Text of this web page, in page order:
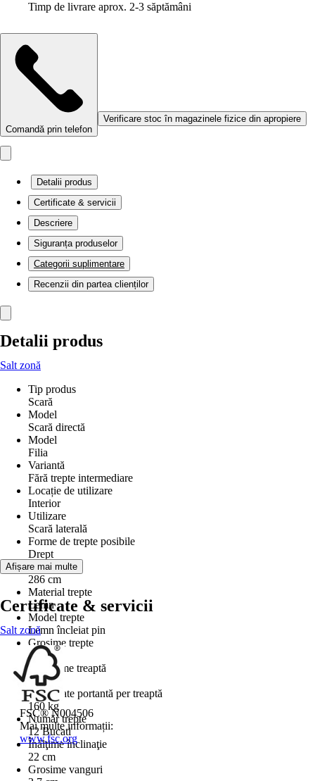
Timp de livrare aprox. 2-3 săptămâni
Comandă prin telefon
Verificare stoc în magazinele fizice din apropiere
Detalii produs
Certificate & servicii
Descriere
Siguranța produselor
Categorii suplimentare
Recenzii din partea clienților
Detalii produs
Salt zonă
Tip produs
Scară
Model
Scară directă
Model
Filia
Variantă
Fără trepte intermediare
Locație de utilizare
Interior
Utilizare
Scară laterală
Forme de trepte posibile
Drept
Înălţime etaj
286 cm
Material trepte
Lemn
Model trepte
Lemn încleiat pin
Grosime trepte
3 cm
Adâncime treaptă
21 cm
Capacitate portantă per treaptă
160 kg
Număr trepte
12 Bucati
Înălţime înclinaţie
22 cm
Grosime vanguri
Afișare mai multe
Certificate & servicii
Salt zonă
FSC® N004506
Mai multe informații:
www.fsc.org